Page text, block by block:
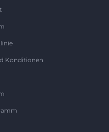
Konditionen